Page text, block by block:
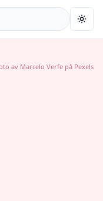
av Marcelo Verfe på Pexels